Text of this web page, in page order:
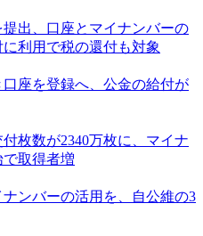
出、口座とマイナンバーの
利用で税の還付も対象
座を登録へ、公金の給付が
枚数が2340万枚に、マイナ
取得者増
ンバーの活用を、自公維の3